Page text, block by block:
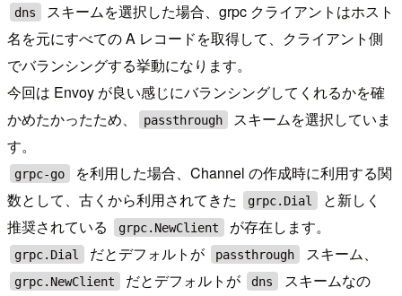
dns
スキームを選択した場合、grpc クライアントはホスト
名を元にすべての A レコードを取得して、クライアント側
でバランシングする挙動になります。
今回は Envoy が良い感じにバランシングしてくれるかを確
かめたかったため、
passthrough
スキームを選択していま
す。
grpc-go
を利用した場合、Channel の作成時に利用する関
数として、古くから利用されてきた
grpc.Dial
と新しく
推奨されている
grpc.NewClient が存在します。
grpc.Dial だとデフォルトが passthrough スキーム、
grpc.NewClient だとデフォルトが dns
スキームなの